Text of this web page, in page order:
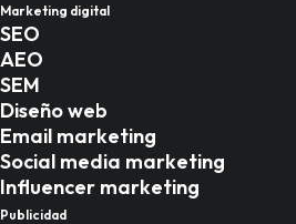
Marketing digital
SEO
AEO
SEM
Diseño web
Email marketing
Social media marketing
Influencer marketing
Publicidad
22/04/2026